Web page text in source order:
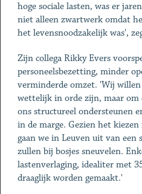
hoge sociale lasten, was er
niet alleen zwartwerk omdat
het levensnoodzakelijk was',
Zijn collega Rikky Evers
personeelsbezetting, minder
verminderde omzet. 'Wij
wettelijk in orde zijn, maar om
ons structureel ondersteunen
in de marge. Gezien het kiezen
gaan we in Leuven uit van een
zullen bij bosjes sneuvelen.
lastenverlaging, idealiter met
draaglijk worden gemaakt.'